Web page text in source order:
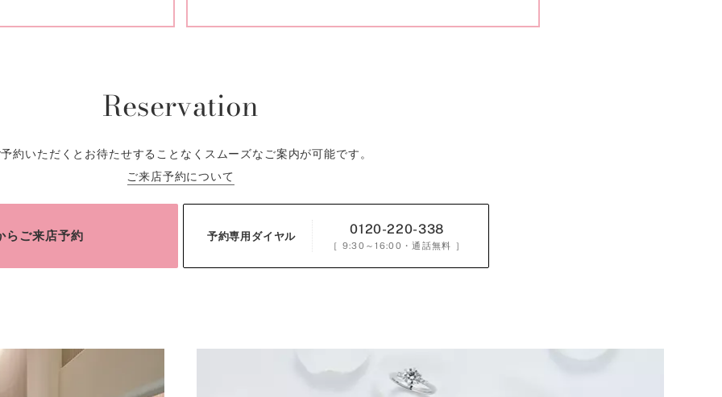
Reservation
約いただくとお待たせすることなくスムーズなご案内が可能です。
ご来店予約について
らご来店予約 予約専用ダイヤル 0120-220-338
［ 9:30～16:00 ・通話無料 ］